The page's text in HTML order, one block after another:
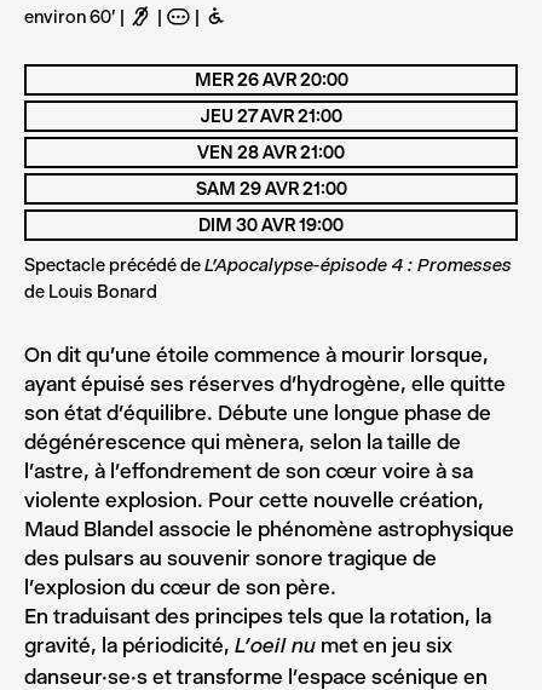
environ 60' F A B
On dit qu’une étoile commence à mourir lorsque,
ayant épuisé ses réserves d’hydrogène, elle quitte
son état d’équilibre. Débute une longue phase de
dégénérescence qui mènera, selon la taille de
l’astre, à l’effondrement de son cœur voire à sa
violente explosion. Pour cette nouvelle création,
Maud Blandel associe le phénomène astrophysique
des pulsars au souvenir sonore tragique de
l’explosion du cœur de son père.
En traduisant des principes tels que la rotation, la
gravité, la périodicité, L’oeil nu met en jeu six
danseur·se·s et transforme l’espace scénique en
MER 26 AVR 20:00
JEU 27 AVR 21:00
VEN 28 AVR 21:00
SAM 29 AVR 21:00
DIM 30 AVR 19:00
Spectacle précédé de L'Apocalypse-épisode 4 : Promesses
de Louis Bonard